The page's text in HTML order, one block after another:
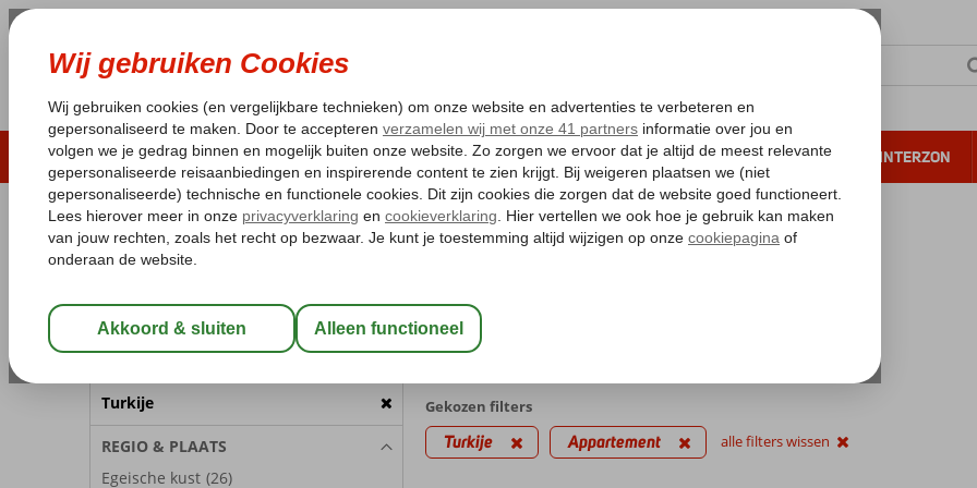
LAST MINUTE ZOMER 2026 ZONVAKANTIE VERRE REIZEN ALL INCLUSIVE WINTERZON
Pakketgarantie Laagsteprijsgarantie* Gratis annuleren*
REISGEZELSCHAP
Wijzig Reisgezelschap
Turkije
REGIO & PLAATS
Egeische kust (26)
Turkije
met Appartement
Gekozen filters
Turkije Appartement alle filters wissen